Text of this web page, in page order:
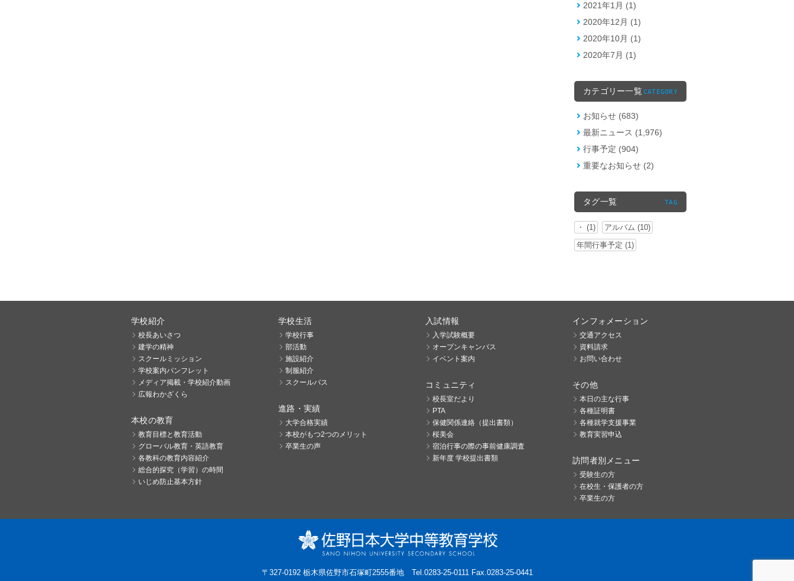
2021年1月 (1)
2020年12月 (1)
2020年10月 (1)
2020年7月 (1)
カテゴリー一覧 CATEGORY
お知らせ (683)
最新ニュース (1,976)
行事予定 (904)
重要なお知らせ (2)
タグ一覧 TAG
・ (1)
アルバム (10)
年間行事予定 (1)
学校紹介
校長あいさつ
建学の精神
スクールミッション
学校案内パンフレット
メディア掲載・学校紹介動画
広報わかざくら
本校の教育
教育目標と教育活動
グローバル教育・英語教育
各教科の教育内容紹介
総合的探究（学習）の時間
いじめ防止基本方針
学校生活
学校行事
部活動
施設紹介
制服紹介
スクールバス
進路・実績
大学合格実績
本校がもつ2つのメリット
卒業生の声
入試情報
入学試験概要
オープンキャンパス
イベント案内
コミュニティ
校長室だより
PTA
保健関係連絡（提出書類）
桜美会
宿泊行事の際の事前健康調査
新年度 学校提出書類
インフォメーション
交通アクセス
資料請求
お問い合わせ
その他
本日の主な行事
各種証明書
各種就学支援事業
教育実習申込
訪問者別メニュー
受験生の方
在校生・保護者の方
卒業生の方
〒327-0192 栃木県佐野市石塚町2555番地 Tel.0283-25-0111 Fax.0283-25-0441